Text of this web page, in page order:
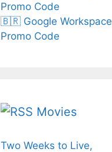
Promo Code
🇧🇷 Google Workspace
Promo Code
Movies
Two Weeks to Live,